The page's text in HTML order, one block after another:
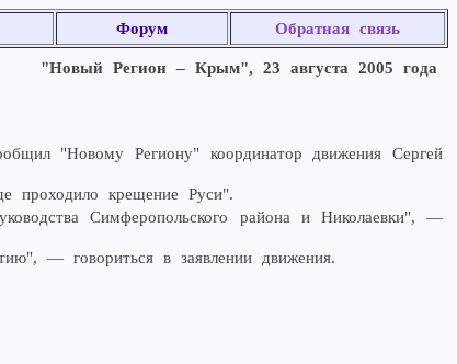
Форум Обратная связь
"Новый Регион – Крым", 23 августа 2005 года
"Новому Региону" координатор движения Сергей
проходило крещение Руси".
Симферопольского района и Николаевки", —
— говориться в заявлении движения.